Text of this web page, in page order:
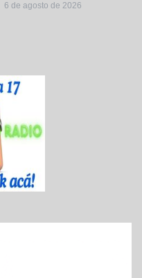
6 de agosto de 2026